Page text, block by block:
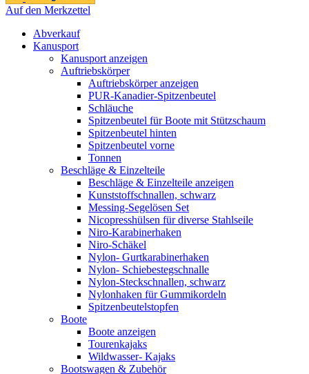
Auf den Merkzettel
Abverkauf
Kanusport
Kanusport anzeigen
Auftriebskörper
Auftriebskörper anzeigen
PUR-Kanadier-Spitzenbeutel
Schläuche
Spitzenbeutel für Boote mit Stützschaum
Spitzenbeutel hinten
Spitzenbeutel vorne
Tonnen
Beschläge & Einzelteile
Beschläge & Einzelteile anzeigen
Kunststoffschnallen, schwarz
Messing-Segelösen Set
Nicopresshülsen für diverse Stahlseile
Niro-Karabinerhaken
Niro-Schäkel
Nylon- Gurtkarabinerhaken
Nylon- Schiebestegschnalle
Nylon-Steckschnallen, schwarz
Nylonhaken für Gummikordeln
Spitzenbeutelstopfen
Boote
Boote anzeigen
Tourenkajaks
Wildwasser- Kajaks
Bootswagen & Zubehör